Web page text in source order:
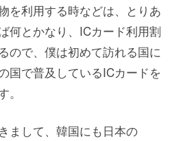
を利用する時などは、とりあ
何とかなり、ICカード利用割
ので、僕は初めて訪れる国に
国で普及しているICカードを
まして、韓国にも日本の